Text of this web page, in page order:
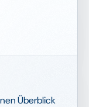
Überblick